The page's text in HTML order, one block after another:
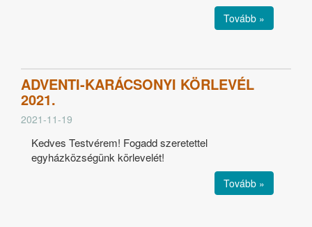
Tovább »
ADVENTI-KARÁCSONYI KÖRLEVÉL
2021.
2021-11-19
Kedves Testvérem! Fogadd szeretettel
egyházközségünk körlevelét!
Tovább »